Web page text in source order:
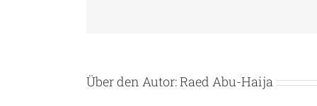
Über den Autor:Raed Abu-Haija